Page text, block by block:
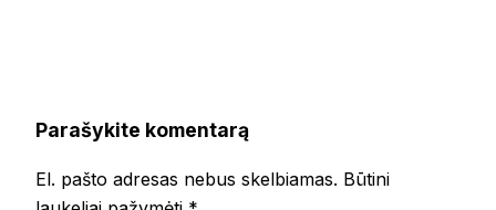
Parašykite komentarą
El. pašto adresas nebus skelbiamas. Būtini